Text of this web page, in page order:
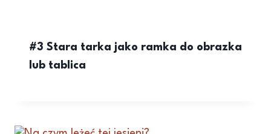
#3 Stara tarka jako ramka do obrazka
lub tablica